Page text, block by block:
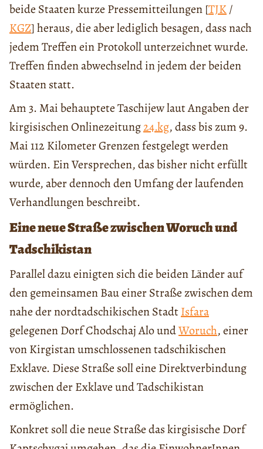
beide Staaten kurze Pressemitteilungen [TJK/
KGZ] heraus, die aber lediglich besagen, dass nach
jedem Treffen ein Protokoll unterzeichnet wurde.
Treffen finden abwechselnd in jedem der beiden
Staaten statt.
Am 3. Mai behauptete Taschijew laut Angaben der
kirgisischen Onlinezeitung24.kg, dass bis zum 9.
Mai 112 Kilometer Grenzen festgelegt werden
würden. Ein Versprechen, das bisher nicht erfüllt
wurde, aber dennoch den Umfang der laufenden
Verhandlungen beschreibt.
Eine neue Straße zwischen Woruch und
Tadschikistan
Parallel dazu einigten sich die beiden Länder auf
den gemeinsamen Bau einer Straße zwischen dem
nahe der nordtadschikischen StadtIsfara
gelegenen Dorf Chodschaj Alo undWoruch, einer
von Kirgistan umschlossenen tadschikischen
Exklave. Diese Straße soll eine Direktverbindung
zwischen der Exklave und Tadschikistan
ermöglichen.
Konkret soll die neue Straße das kirgisische Dorf